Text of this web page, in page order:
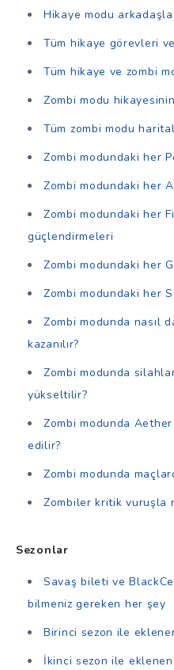
Hikaye modu
Tüm hikaye görevleri
Tüm hikaye ve zombi
Zombi modu
Tüm zombi modu
Zombi modundaki her
Zombi modundaki her
Zombi modundaki her
güçlendirmeleri
Zombi modundaki her
Zombi modundaki her
Zombi modunda nasıl
kazanılır?
Zombi modunda
yükseltilir?
Zombi modunda
edilir?
Zombi modunda
Zombiler kritik vuruşla
Sezonlar
Savaş bileti ve
bilmeniz gereken her şey
Birinci sezon ile
İkinci sezon ile